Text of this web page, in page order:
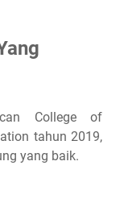
College of
tahun 2019,
yang baik.